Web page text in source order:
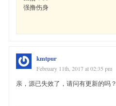
强撸伤身
kmtpur
February 11th, 2017 at 02:35 pm
亲，源已失效了，请问有更新的吗？